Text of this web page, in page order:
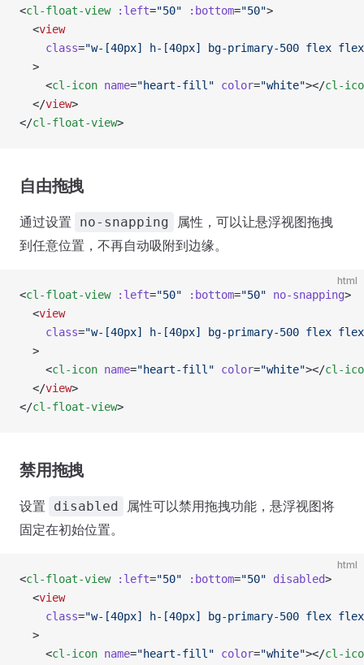
<cl-float-view :left="50" :bottom="50">
  <
view
    class
="w-[40px] h-[40px] bg-primary-500 flex
  >
    <
cl-icon name="heart-fill" color="white"></cl-
  </
view>
</cl-float-view>
自由拖拽
通过设置 no-snapping
属性，可以让悬浮视图拖拽
到任意位置，不再自动吸附到边缘。
html
<cl-float-view :left="50" :bottom="50" no-snapping>
  <
view
    class
="w-[40px] h-[40px] bg-primary-500 flex
  >
    <
cl-icon name="heart-fill" color="white"></cl-
  </
view>
</cl-float-view>
禁用拖拽
设置 disabled
属性可以禁用拖拽功能，悬浮视图将
固定在初始位置。
html
<cl-float-view :left="50" :bottom="50" disabled>
  <
view
    class
="w-[40px] h-[40px] bg-primary-500 flex
  >
    <
cl-icon name="heart-fill" color="white"></cl-